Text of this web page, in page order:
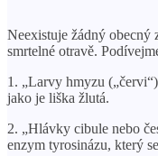
Neexistuje žádný obecný
smrtelné otravě.
1. „Larvy hmyzu
jako je liška žlutá.
2. „Hlávky cibule nebo
enzym tyrosinázu, který